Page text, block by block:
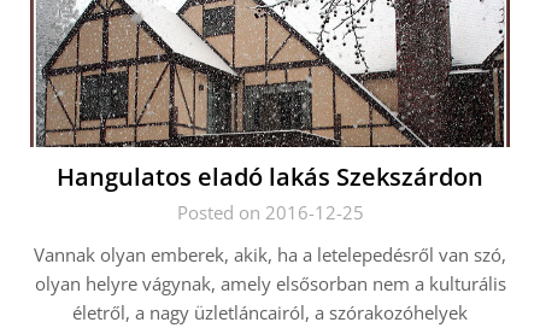
Hangulatos eladó lakás Szekszárdon
Posted on 2016-12-25
Vannak olyan emberek, akik, ha a letelepedésről van szó,
olyan helyre vágynak, amely elsősorban nem a kulturális
életről, a nagy üzletláncairól, a szórakozóhelyek